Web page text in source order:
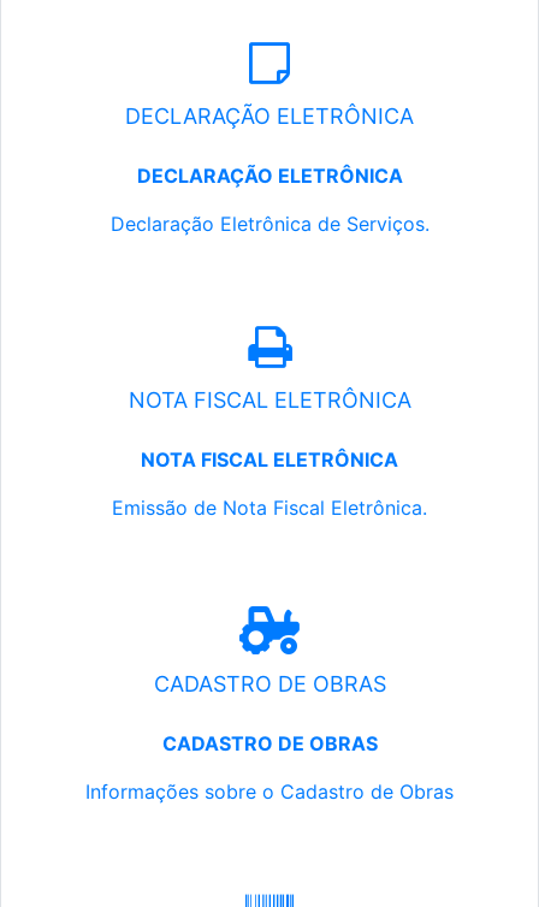
DECLARAÇÃO ELETRÔNICA
DECLARAÇÃO ELETRÔNICA
Declaração Eletrônica de Serviços.
NOTA FISCAL ELETRÔNICA
NOTA FISCAL ELETRÔNICA
Emissão de Nota Fiscal Eletrônica.
CADASTRO DE OBRAS
CADASTRO DE OBRAS
Informações sobre o Cadastro de Obras